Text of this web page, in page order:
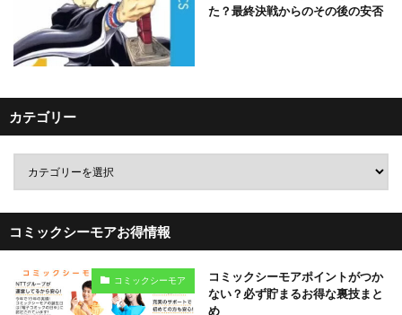
た？最終決戦からのその後の安否
カテゴリー
コミックシーモアお得情報
コミックシーモア
コミックシーモアポイントがつか
ない？必ず貯まるお得な裏技まと
め